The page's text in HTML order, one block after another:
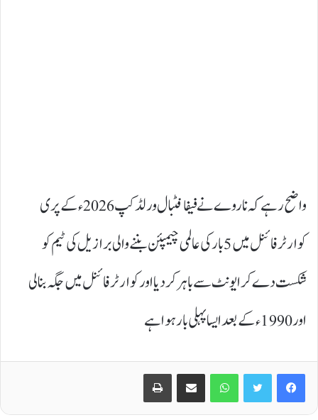
واضح رہے کہ ناروے نے فیفا فٹبال ورلڈ کپ 2026ء کے پری
کوارٹر فائنل میں 5 بار کی عالمی چیمپئن بننے والی برازیل کی ٹیم کو
شکست دے کر ایونٹ سے باہر کر دیا اور کوارٹر فائنل میں جگہ بنالی
اور 1990ء کے بعد ایسا پہلی بار ہوا ہے
Facebook
Twitter
WhatsApp
Share via Email
Print